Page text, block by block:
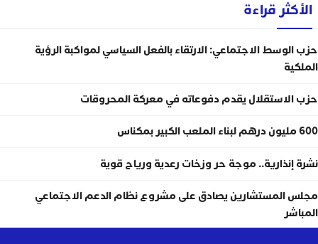
الأكثر قراءة
حزب الوسط الاجتماعي: الارتقاء بالفعل السياسي لمواكبة الرؤية
الملكية
حزب الاستقلال يقدم دفوعاته في معركة المحروقات
600 مليون درهم لبناء الملعب الكبير بمكناس
نشرة إنذارية.. موجة حر وزخات رعدية ورياح قوية
مجلس المستشارين يصادق على مشروع نظام الدعم الاجتماعي
المباشر